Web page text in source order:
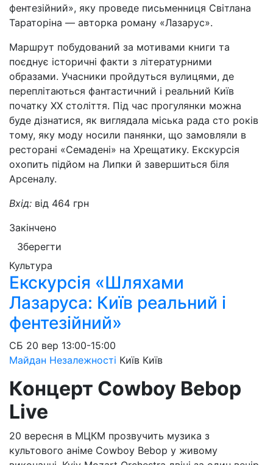
фентезійний», яку проведе письменниця Світлана
Тараторіна — авторка роману «Лазарус».
Маршрут побудований за мотивами книги та
поєднує історичні факти з літературними
образами. Учасники пройдуться вулицями, де
переплітаються фантастичний і реальний Київ
початку ХХ століття. Під час прогулянки можна
буде дізнатися, як виглядала міська рада сто років
тому, яку моду носили панянки, що замовляли в
ресторані «Семадені» на Хрещатику. Екскурсія
охопить підйом на Липки й завершиться біля
Арсеналу.
Вхід: від 464 грн
Закінчено
Зберегти
Культура
Екскурсія «Шляхами
Лазаруса: Київ реальний і
фентезійний»
СБ 20 вер 13:00-15:00
Майдан Незалежності Київ Київ
Концерт Cowboy Bebop
Live
20 вересня в МЦКМ прозвучить музика з
культового аніме Cowboy Bebop у живому